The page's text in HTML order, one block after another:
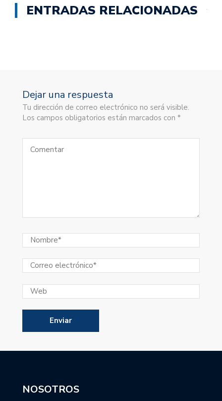
ENTRADAS RELACIONADAS
Dejar una respuesta
Tu dirección de correo electrónico no será visible.
Los campos obligatorios están marcados con *
NOSOTROS